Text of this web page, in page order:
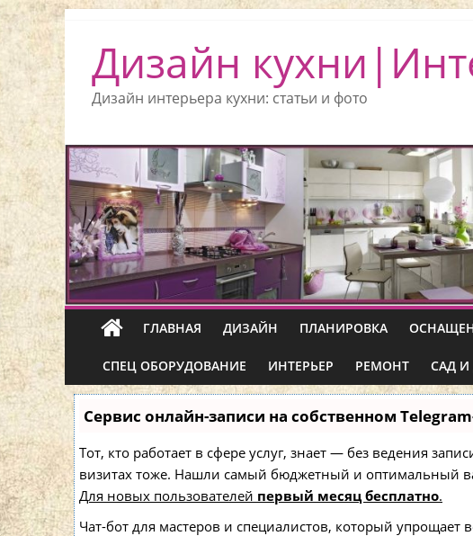
Дизайн
Дизайн интерьера кухни: статьи и фото
ГЛАВНАЯ ДИЗАЙН ПЛАНИРОВКА
СПЕЦ ОБОРУДОВАНИЕ ИНТЕРЬЕР РЕМОНТ САД И
Сервис онлайн-записи на собственном
Тот, кто работает в сфере услуг, знает — без ведения
визитах тоже. Нашли самый бюджетный и оптимальный
Для новых пользователей первый месяц бесплатно.
Чат-бот для мастеров и специалистов, который упрощает